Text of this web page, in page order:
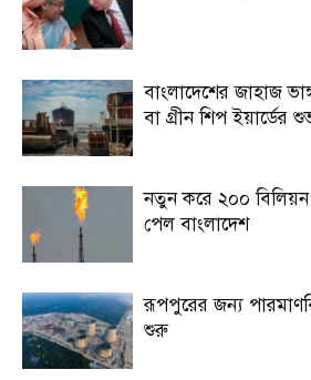
বাংলাদেশের জাহাজ
বা গ্রীন শিপ ইয়ার্ডের
নতুন করে ২০০
পেল বাংলাদেশ
রূপপুরের জন্য
শুরু